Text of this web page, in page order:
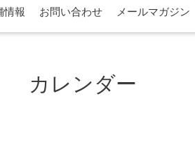
情報 お問い合わせ メールマガジン
カレンダー